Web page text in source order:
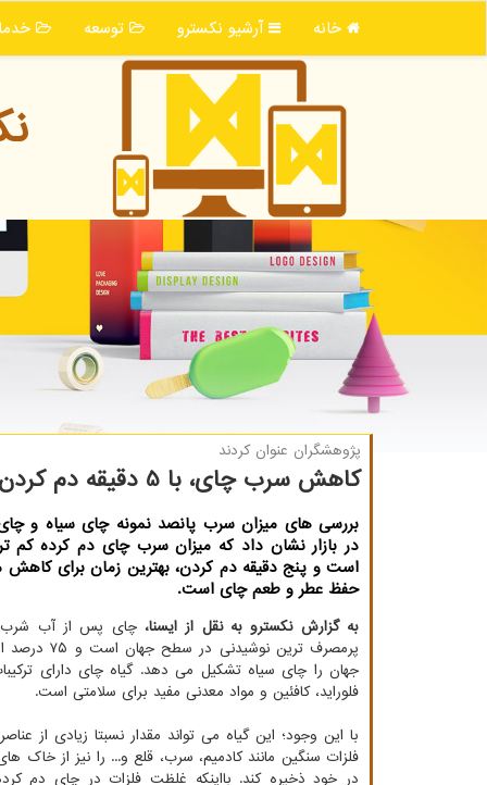
خانه آرشیو نكسترو توسعه
پژوهشگران عنوان كردند
كاهش سرب چای، با 5 دقیقه دم كردن
بررسی های میزان سرب پانصد نمونه چای سیاه و
در بازار نشان داد که میزان سرب چای دم کرده کم
است و پنج دقیقه دم کردن، بهترین زمان برای
حفظ عطر و طعم چای است.
به گزارش نکسترو به نقل از ایسنا،چای پس از آب
پرمصرف ترین نوشیدنی
جهان را چای سیاه تشکیل می دهد. گیاه چای دارای
فلوراید، کافئین و مواد معدنی مفید برای سلامتی است.
با این وجود؛ این گیاه می تواند مقدار نسبتا زیادی از
فلزات سنگین مانند کادمیم، سرب، قلع و... را نیز از خاک
در خود ذخیره کند. بااینکه غلظت فلزات در چای دم